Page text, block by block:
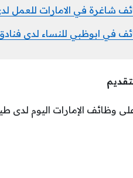
شاغرة في الامارات للعمل
في ابوظبي للنساء لدى
وظائف الإمارات اليوم لدى